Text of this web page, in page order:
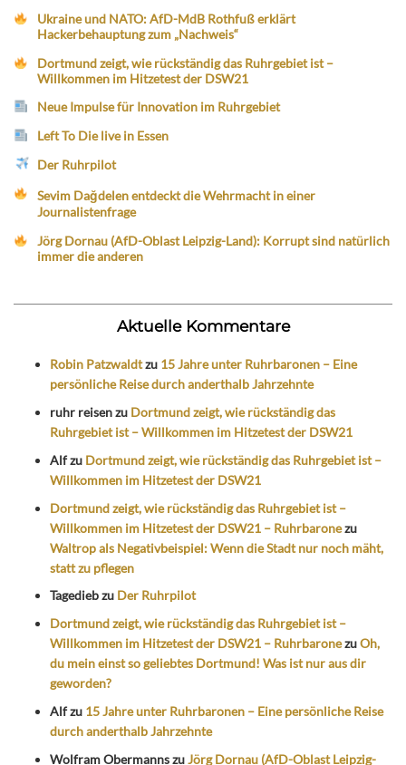
Ukraine und NATO: AfD-MdB Rothfuß erklärt
Hackerbehauptung zum „Nachweis“
Dortmund zeigt, wie rückständig das Ruhrgebiet ist –
Willkommen im Hitzetest der DSW21
Neue Impulse für Innovation im Ruhrgebiet
Left To Die live in Essen
Der Ruhrpilot
Sevim Dağdelen entdeckt die Wehrmacht in einer
Journalistenfrage
Jörg Dornau (AfD-Oblast Leipzig-Land): Korrupt sind natürlich
immer die anderen
Aktuelle Kommentare
Robin Patzwaldtzu 15 Jahre unter Ruhrbaronen – Eine
persönliche Reise durch anderthalb Jahrzehnte
ruhr reisenzu Dortmund zeigt, wie rückständig das
Ruhrgebiet ist – Willkommen im Hitzetest der DSW21
Alfzu Dortmund zeigt, wie rückständig das Ruhrgebiet ist –
Willkommen im Hitzetest der DSW21
Dortmund zeigt, wie rückständig das Ruhrgebiet ist –
Willkommen im Hitzetest der DSW21 – Ruhrbaronezu
Waltrop als Negativbeispiel: Wenn die Stadt nur noch mäht,
statt zu pflegen
Tagediebzu Der Ruhrpilot
Dortmund zeigt, wie rückständig das Ruhrgebiet ist –
Willkommen im Hitzetest der DSW21 – RuhrbaronezuOh,
du mein einst so geliebtes Dortmund! Was ist nur aus dir
geworden?
Alfzu 15 Jahre unter Ruhrbaronen – Eine persönliche Reise
durch anderthalb Jahrzehnte
Wolfram ObermannszuJörg Dornau (AfD-Oblast Leipzig-